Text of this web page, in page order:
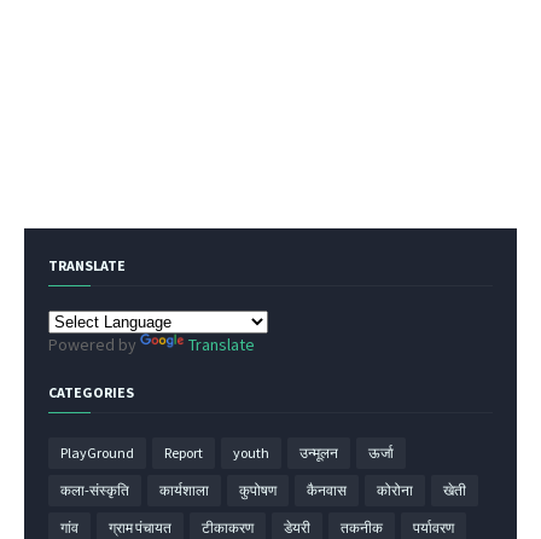
TRANSLATE
Powered by Translate
CATEGORIES
PlayGround Report youth उन्मूलन ऊर्जा
कला-संस्कृति कार्यशाला कुपोषण कैनवास कोरोना खेती
गांव ग्राम पंचायत टीकाकरण डेयरी तकनीक पर्यावरण